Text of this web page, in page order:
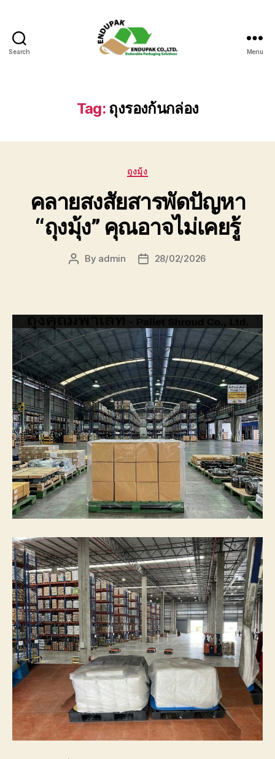
Search
คลุม
พา
Menu
Tag: ถุงรองก้นกล่อง
Categories
ถุงมุ้ง
คลายสงสัยสารพัดปัญหา
“ถุงมุ้ง” คุณอาจไม่เคยรู้
Post
By admin
Post28/02/2026